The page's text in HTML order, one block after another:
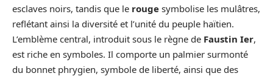
esclaves noirs, tandis que le rouge symbolise les mulâtres,
reflétant ainsi la diversité et l’unité du peuple haïtien.
L’emblème central, introduit sous le règne de Faustin Ier,
est riche en symboles. Il comporte un palmier surmonté
du bonnet phrygien, symbole de liberté, ainsi que des